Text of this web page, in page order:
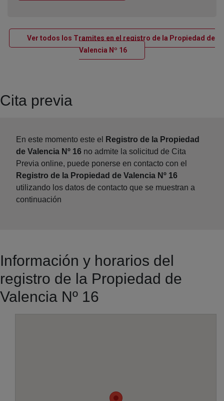
Ver todos los Tramites en el registro de la Propiedad de
Valencia Nº 16Ventana nueva
Cita previa
En este momento este el
Registro de la Propiedad
de Valencia Nº 16 no admite la solicitud de Cita
Previa online, puede ponerse en contacto con el
Registro de la Propiedad de Valencia Nº 16
utilizando los datos de contacto que se muestran a
continuación
Información y horarios del
registro de la Propiedad de
Valencia Nº 16